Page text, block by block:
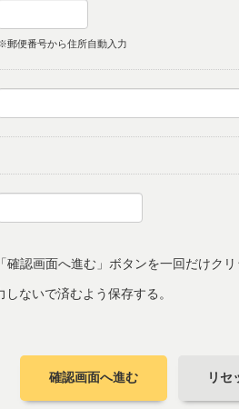
郵便番号から住所自動入力
認画面へ進む」ボタンを一回だけク
ないで済むよう保存する。
確認画面へ進む リセ